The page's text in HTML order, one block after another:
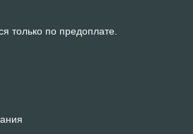
только по предоплате.